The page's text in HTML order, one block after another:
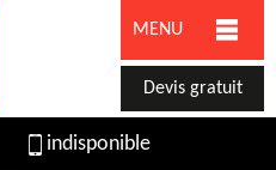
MENU
Devis gratuit
indisponible